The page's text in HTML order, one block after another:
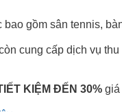
gồm sân tennis,
cung cấp dịch vụ
KIỆM ĐẾN 30% giá